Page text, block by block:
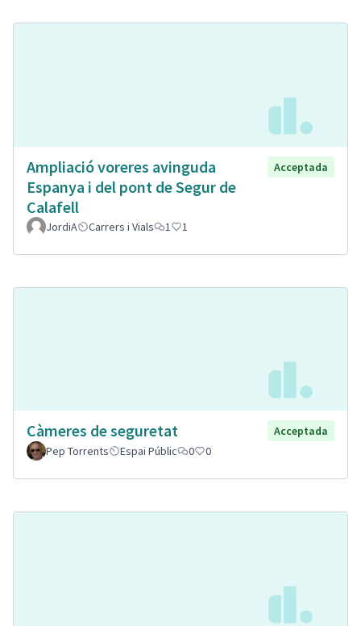
Ampliació voreres avinguda
Espanya i del pont de Segur de
Calafell
Acceptada
JordiA Carrers i Vials 1 1
Càmeres de seguretat
Acceptada
Pep Torrents
Espai Públic 0 0